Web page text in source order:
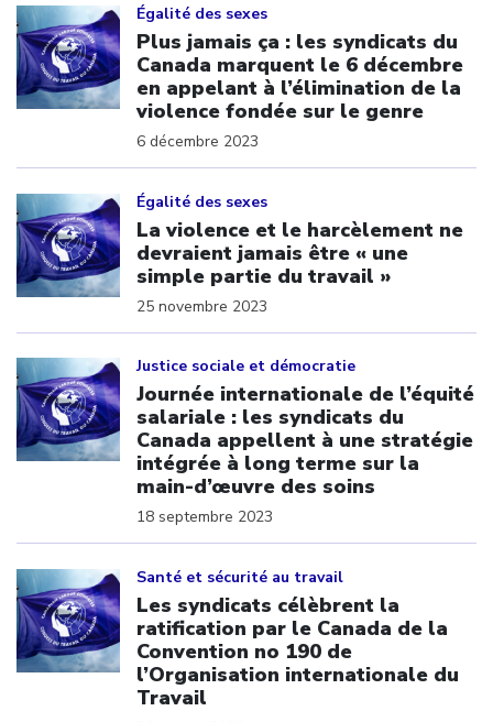
Égalité des sexes
Plus jamais ça : les syndicats du
Canada marquent le 6 décembre
en appelant à l’élimination de la
violence fondée sur le genre
6 décembre 2023
Égalité des sexes
La violence et le harcèlement ne
devraient jamais être « une
simple partie du travail »
25 novembre 2023
Justice sociale et démocratie
Journée internationale de l’équité
salariale : les syndicats du
Canada appellent à une stratégie
intégrée à long terme sur la
main-d’œuvre des soins
18 septembre 2023
Santé et sécurité au travail
Les syndicats célèbrent la
ratification par le Canada de la
Convention no 190 de
l’Organisation internationale du
Travail